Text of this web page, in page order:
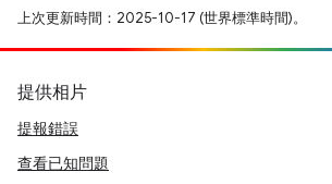
上次更新時間：2025-10-17 (世界標準時間)。
提供相片
提報錯誤
查看已知問題